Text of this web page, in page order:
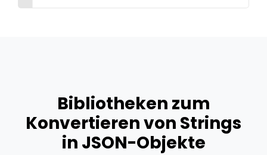
Bibliotheken zum
Konvertieren von Strings
in JSON-Objekte